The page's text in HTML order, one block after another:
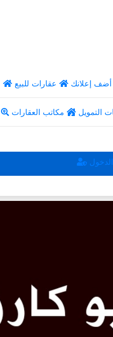
أضف إعلانك عقارات للبيع
التمويل مكاتب العقارات